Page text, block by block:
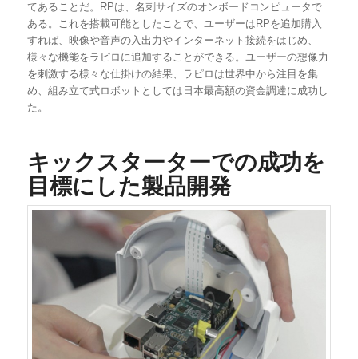
てあることだ。RPは、名刺サイズのオンボードコンピュータで
ある。これを搭載可能としたことで、ユーザーはRPを追加購入
すれば、映像や音声の入出力やインターネット接続をはじめ、
様々な機能をラピロに追加することができる。ユーザーの想像力
を刺激する様々な仕掛けの結果、ラピロは世界中から注目を集
め、組み立て式ロボットとしては日本最高額の資金調達に成功し
た。
キックスターターでの成功を
目標にした製品開発